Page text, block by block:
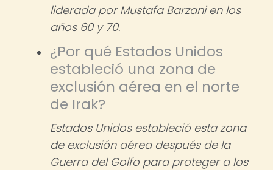
liderada por Mustafa Barzani en los
años 60 y 70.
¿Por qué Estados Unidos
estableció una zona de
exclusión aérea en el norte
de Irak?
Estados Unidos estableció esta zona
de exclusión aérea después de la
Guerra del Golfo para proteger a los